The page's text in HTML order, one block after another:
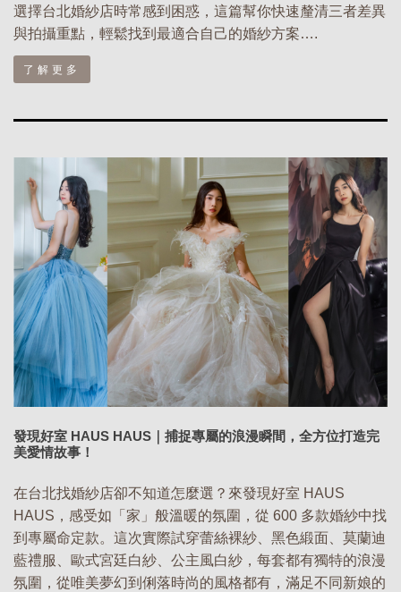
選擇台北婚紗店時常感到困惑，這篇幫你快速釐清三者差異
與拍攝重點，輕鬆找到最適合自己的婚紗方案….
了解更多
發現好室 HAUS HAUS｜捕捉專屬的浪漫瞬間，全方位打造完
美愛情故事！
在台北找婚紗店卻不知道怎麼選？來發現好室 HAUS
HAUS，感受如「家」般溫暖的氛圍，從 600 多款婚紗中找
到專屬命定款。這次實際試穿蕾絲裸紗、黑色緞面、莫蘭迪
藍禮服、歐式宮廷白紗、公主風白紗，每套都有獨特的浪漫
氛圍，從唯美夢幻到俐落時尚的風格都有，滿足不同新娘的